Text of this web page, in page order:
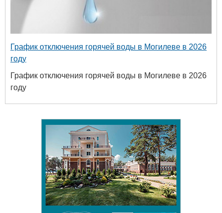
График отключения горячей воды в Могилеве в 2026
году
График отключения горячей воды в Могилеве в 2026
году